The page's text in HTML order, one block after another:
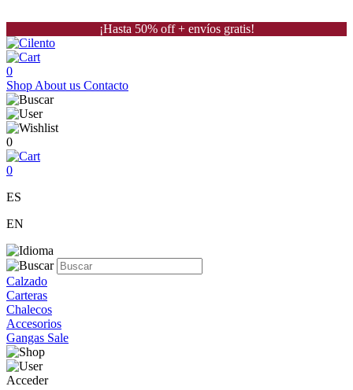
¡Hasta 50% off + envíos gratis!
0
Shop About us Contacto
0
0
ES
EN
Calzado
Carteras
Chalecos
Accesorios
Gangas Sale
Acceder